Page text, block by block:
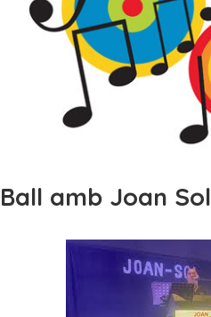
Ball amb Joan Sol